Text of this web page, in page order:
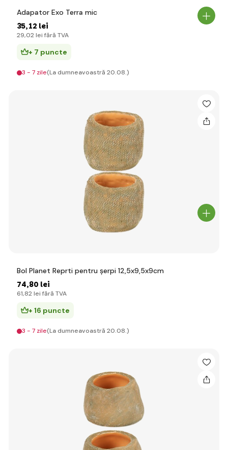
Adapator Exo Terra mic
35,12 lei
29,02 lei fără TVA
+ 7 puncte
3 - 7 zile(La dumneavoastră 20.08.)
Bol Planet Reprti pentru șerpi 12,5x9,5x9cm
74,80 lei
61,82 lei fără TVA
+ 16 puncte
3 - 7 zile(La dumneavoastră 20.08.)